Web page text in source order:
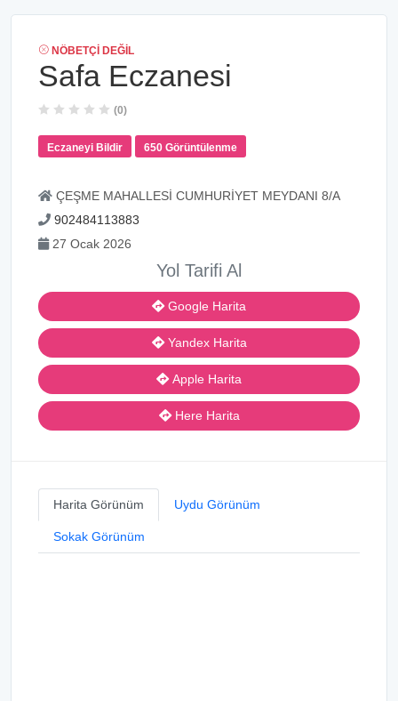
NÖBETÇI DEĞIL
Safa Eczanesi
(0)
Eczaneyi Bildir 650 Görüntülenme
ÇEŞME MAHALLESİ CUMHURİYET MEYDANI 8/A
902484113883
27 Ocak 2026
Yol Tarifi Al
Google Harita
Yandex Harita
Apple Harita
Here Harita
Harita Görünüm Uydu Görünüm
Sokak Görünüm